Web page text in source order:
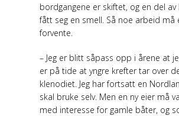
bordgangene er skiftet, og en del
fått seg en smell. Så noe arbeid må
forvente.
– Jeg er blitt såpass opp i årene at
er på tide at yngre krefter tar over
klenodiet. Jeg har fortsatt en
skal bruke selv. Men en ny eier må
med interesse for gamle båter, og